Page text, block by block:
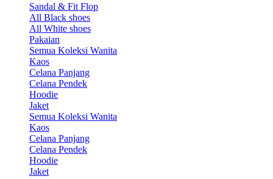
Sandal & Fit Flop
All Black shoes
All White shoes
Pakaian
Semua Koleksi Wanita
Kaos
Celana Panjang
Celana Pendek
Hoodie
Jaket
Semua Koleksi Wanita
Kaos
Celana Panjang
Celana Pendek
Hoodie
Jaket